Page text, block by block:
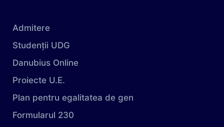
Admitere
Studenții UDG
Danubius Online
Proiecte U.E.
Plan pentru egalitatea de gen
Formularul 230